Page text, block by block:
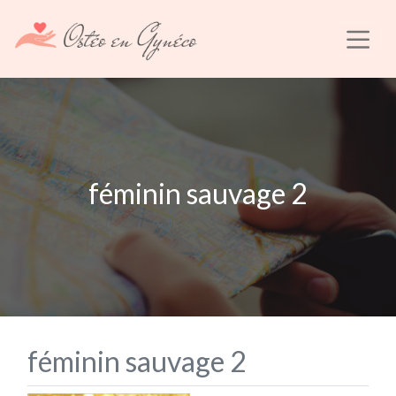
féminin sauvage 2
féminin sauvage 2